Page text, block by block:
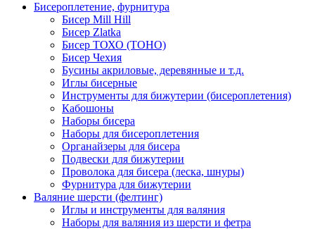
Бисероплетение, фурнитура
Бисер Mill Hill
Бисер Zlatka
Бисер ТОХО (TOHO)
Бисер Чехия
Бусины акриловые, деревянные и т.д.
Иглы бисерные
Инструменты для бижутерии (бисероплетения)
Кабошоны
Наборы бисера
Наборы для бисероплетения
Органайзеры для бисера
Подвески для бижутерии
Проволока для бисера (леска, шнуры)
Фурнитура для бижутерии
Валяние шерсти (фелтинг)
Иглы и инструменты для валяния
Наборы для валяния из шерсти и фетра